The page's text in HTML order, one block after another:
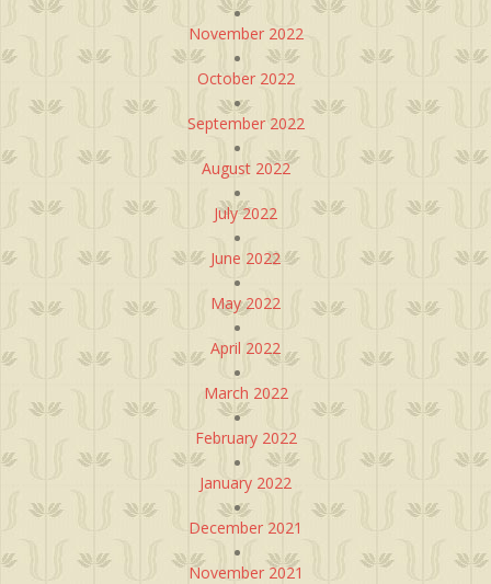
November 2022
October 2022
September 2022
August 2022
July 2022
June 2022
May 2022
April 2022
March 2022
February 2022
January 2022
December 2021
November 2021